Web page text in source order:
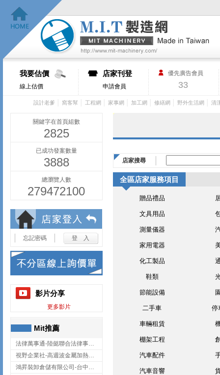
我要估價
線上估價
店家刊登
申請會員
優先廣告會員
33
設計老爹 窩客幫 工程網 家事網 加工網 修繕網 野外生活網 清
關鍵字在首頁組數
2825
已成功發案數量
3888
總瀏覽人數
279472100
忘記密碼
影片分享
更多影片
Mit推薦
法律萬事通-陸懿聯合法律事務所
視野企業社-高週波金屬加熱設備,彰化高週波金屬加熱設備
鴻昇裝卸倉儲有限公司-台中貨櫃裝卸
店家搜尋
全區店家服務項目
贈品禮品
文具用品
測量儀器
家用電器
化工製品
鞋類
節能設備
二手車 停
車輛租賃
棚架工程
汽車配件
汽車音響